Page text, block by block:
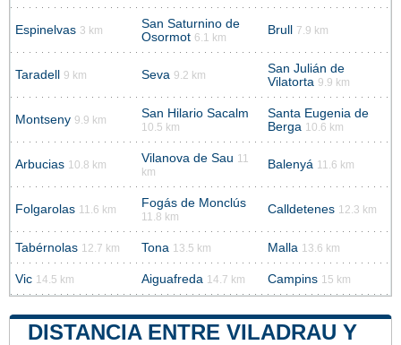
Espinelvas 3 km
San Saturnino de
Osormot 6.1 km
Brull 7.9 km
Taradell 9 km Seva 9.2 km
San Julián de
Vilatorta 9.9 km
Montseny 9.9 km San Hilario Sacalm
10.5 km
Santa Eugenia de
Berga 10.6 km
Arbucias 10.8 km Vilanova de Sau 11
km
Balenyá 11.6 km
Folgarolas 11.6 km Fogás de Monclús
11.8 km
Calldetenes 12.3 km
Tabérnolas 12.7 km Tona 13.5 km Malla 13.6 km
Vic 14.5 km Aiguafreda 14.7 km Campins 15 km
DISTANCIA ENTRE VILADRAU Y